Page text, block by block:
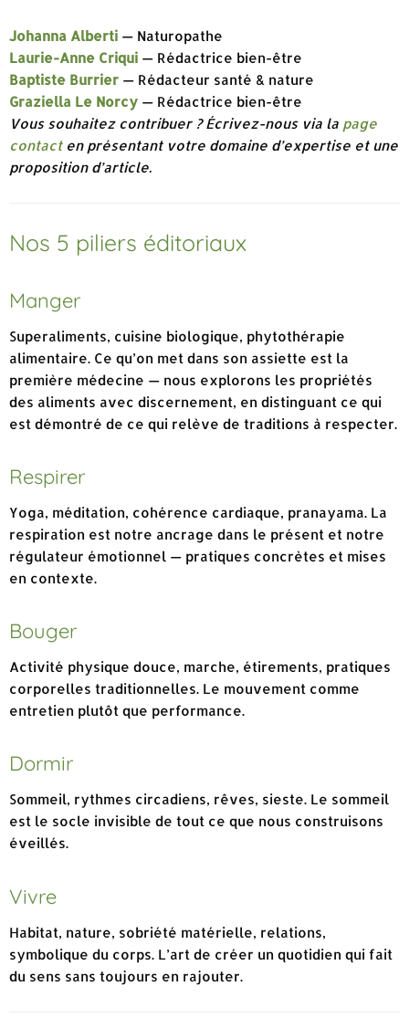
Johanna Alberti — Naturopathe
Laurie-Anne Criqui — Rédactrice bien-être
Baptiste Burrier — Rédacteur santé & nature
Graziella Le Norcy — Rédactrice bien-être
Vous souhaitez contribuer ? Écrivez-nous via la page
contacten présentant votre domaine d’expertise et une
proposition d’article.
Nos 5 piliers éditoriaux
Manger
Superaliments, cuisine biologique, phytothérapie
alimentaire. Ce qu’on met dans son assiette est la
première médecine — nous explorons les propriétés
des aliments avec discernement, en distinguant ce qui
est démontré de ce qui relève de traditions à respecter.
Respirer
Yoga, méditation, cohérence cardiaque, pranayama. La
respiration est notre ancrage dans le présent et notre
régulateur émotionnel — pratiques concrètes et mises
en contexte.
Bouger
Activité physique douce, marche, étirements, pratiques
corporelles traditionnelles. Le mouvement comme
entretien plutôt que performance.
Dormir
Sommeil, rythmes circadiens, rêves, sieste. Le sommeil
est le socle invisible de tout ce que nous construisons
éveillés.
Vivre
Habitat, nature, sobriété matérielle, relations,
symbolique du corps. L’art de créer un quotidien qui fait
du sens sans toujours en rajouter.